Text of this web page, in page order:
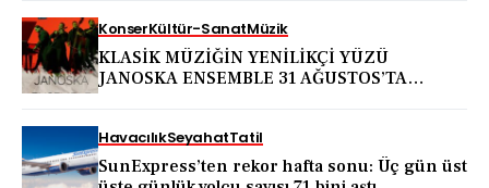
KonserKültür-SanatMüzik
KLASİK MÜZİĞİN YENİLİKÇİ YÜZÜ
JANOSKA ENSEMBLE 31 AĞUSTOS’TA
HavacılıkSeyahatTatil
SunExpress’ten rekor hafta sonu: Üç gün üst